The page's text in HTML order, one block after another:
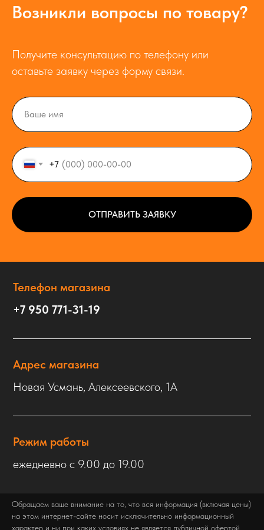
Возникли вопросы по товару?
Получите консультацию по телефону или
оставьте заявку через форму связи.
+7
ОТПРАВИТЬ ЗАЯВКУ
Телефон магазина
+7 950 771-31-19
Адрес магазина
Новая Усмань, Алексеевского, 1А
Режим работы
ежедневно с 9.00 до 19.00
Обращаем ваше внимание на то, что вся информация (включая цены)
на этом интернет-сайте носит исключительно информационный
характер и ни при каких условиях не является публичной офертой,